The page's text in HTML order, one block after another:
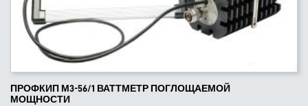
ПРОФКИП М3-56/1 ВАТТМЕТР ПОГЛОЩАЕМОЙ
МОЩНОСТИ